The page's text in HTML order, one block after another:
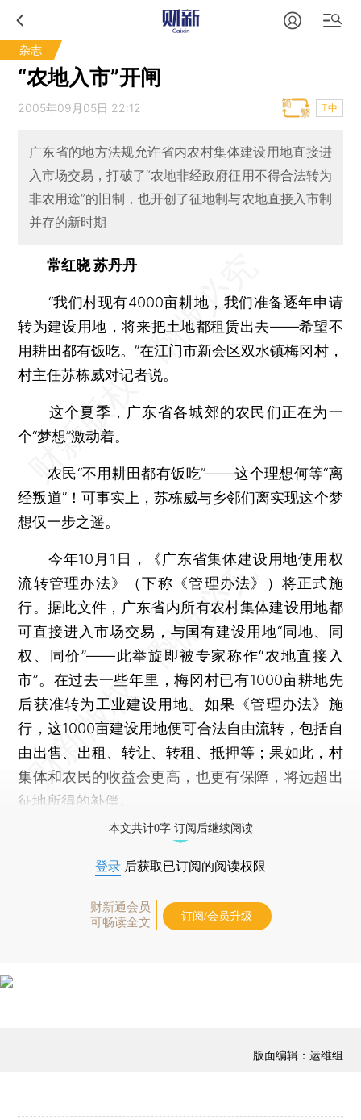
杂志
“农地入市”开闸
2005年09月05日 22:12 T中
广东省的地方法规允许省内农村集体建设用地直接进
入市场交易，打破了“农地非经政府征用不得合法转为
非农用途”的旧制，也开创了征地制与农地直接入市制
并存的新时期
常红晓 苏丹丹
“我们村现有4000亩耕地，我们准备逐年申请
转为建设用地，将来把土地都租赁出去——希望不
用耕田都有饭吃。”在江门市新会区双水镇梅冈村，
村主任苏栋威对记者说。
这个夏季，广东省各城郊的农民们正在为一
个“梦想”激动着。
农民“不用耕田都有饭吃”——这个理想何等“离
经叛道”！可事实上，苏栋威与乡邻们离实现这个梦
想仅一步之遥。
今年10月1日，《广东省集体建设用地使用权
流转管理办法》（下称《管理办法》）将正式施
行。据此文件，广东省内所有农村集体建设用地都
可直接进入市场交易，与国有建设用地“同地、同
权、同价”——此举旋即被专家称作“农地直接入
市”。在过去一些年里，梅冈村已有1000亩耕地先
后获准转为工业建设用地。如果《管理办法》施
行，这1000亩建设用地便可合法自由流转，包括自
由出售、出租、转让、转租、抵押等；果如此，村
集体和农民的收益会更高，也更有保障，将远超出
征地所得的补偿。
本文共计0字 订阅后继续阅读
登录 后获取已订阅的阅读权限
财新通会员
可畅读全文
订阅/会员升级
版面编辑：运维组